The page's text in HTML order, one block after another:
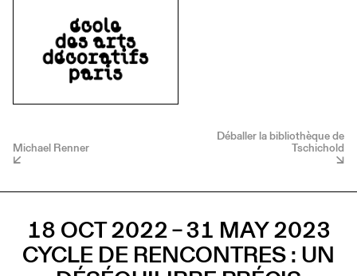
Michael Renner
Déballer la bibliothèque de
Tschichold
18 OCT 2022 – 31 MAY 2023
CYCLE DE RENCONTRES : UN